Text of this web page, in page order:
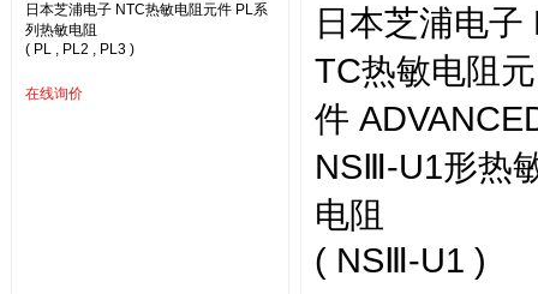
日本芝浦电子 NTC热敏电阻元件 PL系
列热敏电阻
( PL , PL2 , PL3 )
在线询价
日本芝浦电子
TC热敏电阻元
件
NSⅢ-U1形热
电阻
( NSⅢ-U1 )